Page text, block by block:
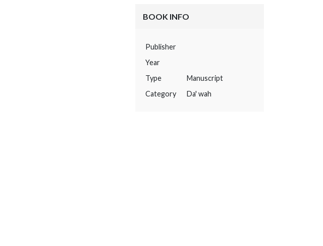
BOOK INFO
Publisher
Year
Type
Manuscript
Category
Da' wah